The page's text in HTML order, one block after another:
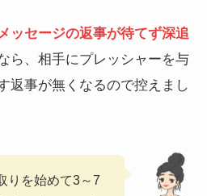
ッセージの返事が待てず深追
ら、相手にプレッシャーを与
返事が無くなるので控えまし
りを始めて3～7